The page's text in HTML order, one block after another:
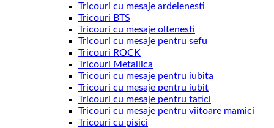
Tricouri cu mesaje ardelenesti
Tricouri BTS
Tricouri cu mesaje oltenesti
Tricouri cu mesaje pentru sefu
Tricouri ROCK
Tricouri Metallica
Tricouri cu mesaje pentru iubita
Tricouri cu mesaje pentru iubit
Tricouri cu mesaje pentru tatici
Tricouri cu mesaje pentru viitoare mamici
Tricouri cu pisici